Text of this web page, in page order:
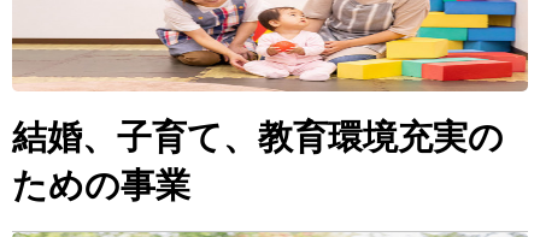
結婚、子育て、教育環境充実の
ための事業